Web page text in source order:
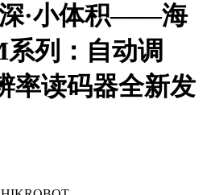
深·小体积——海
列：自动调
率读码器全新发